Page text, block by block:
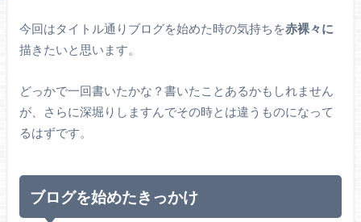
今回はタイトル通りブログを始めた時の気持ちを赤裸々に
描きたいと思います。
どっかで一回書いたかな？書いたことあるかもしれません
が、さらに深堀りしますんでその時とは違うものになって
るはずです。
ブログを始めたきっかけ